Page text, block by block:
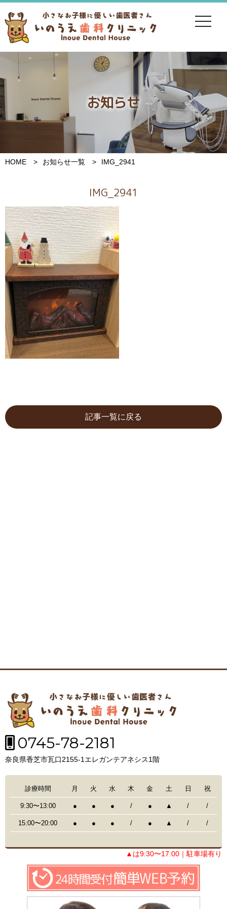
toggle
お知らせ
HOME お知らせ一覧 IMG_2941
IMG_2941
記事一覧に戻る
0745-78-2181
奈良県香芝市瓦口2155-1エレガンテアネシス1階
診療時間 月 火 水 木 金 土 日 祝
9:30〜13:00 ● ● ● / ● ▲ / /
15:00〜20:00 ● ● ● / ● ▲ / /
▲は9:30〜17:00｜駐車場有り